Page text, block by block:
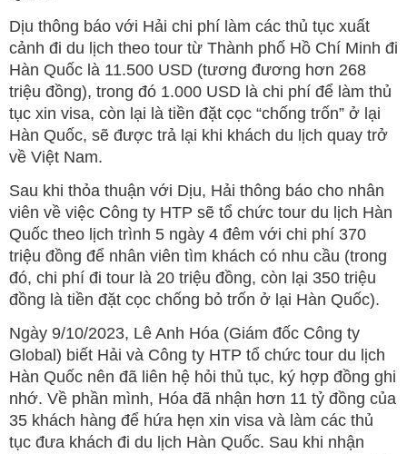
Dịu thông báo với Hải chi phí làm các thủ tục xuất
cảnh đi du lịch theo tour từ Thành phố Hồ Chí Minh đi
Hàn Quốc là 11.500 USD (tương đương hơn 268
triệu đồng), trong đó 1.000 USD là chi phí để làm thủ
tục xin visa, còn lại là tiền đặt cọc “chống trốn” ở lại
Hàn Quốc, sẽ được trả lại khi khách du lịch quay trở
về Việt Nam.
Sau khi thỏa thuận với Dịu, Hải thông báo cho nhân
viên về việc Công ty HTP sẽ tổ chức tour du lịch Hàn
Quốc theo lịch trình 5 ngày 4 đêm với chi phí 370
triệu đồng để nhân viên tìm khách có nhu cầu (trong
đó, chi phí đi tour là 20 triệu đồng, còn lại 350 triệu
đồng là tiền đặt cọc chống bỏ trốn ở lại Hàn Quốc).
Ngày 9/10/2023, Lê Anh Hóa (Giám đốc Công ty
Global) biết Hải và Công ty HTP tổ chức tour du lịch
Hàn Quốc nên đã liên hệ hỏi thủ tục, ký hợp đồng ghi
nhớ. Về phần mình, Hóa đã nhận hơn 11 tỷ đồng của
35 khách hàng để hứa hẹn xin visa và làm các thủ
tục đưa khách đi du lịch Hàn Quốc. Sau khi nhận